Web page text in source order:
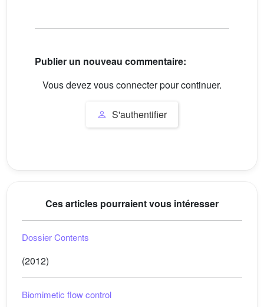
Publier un nouveau commentaire:
Vous devez vous connecter pour continuer.
S'authentifier
Ces articles pourraient vous intéresser
Dossier Contents
(2012)
Biomimetic flow control